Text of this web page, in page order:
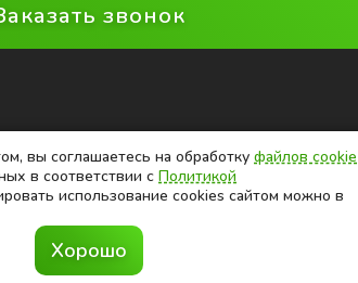
звонок
вы соглашаетесь на обработку файлов cookie
в соответствии с Политикой
использование cookies сайтом можно в
Хорошо